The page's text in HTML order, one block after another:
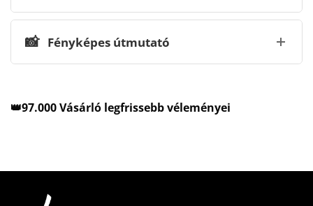
📸 Fényképes útmutató
👑97.000 Vásárló legfrissebb véleményei